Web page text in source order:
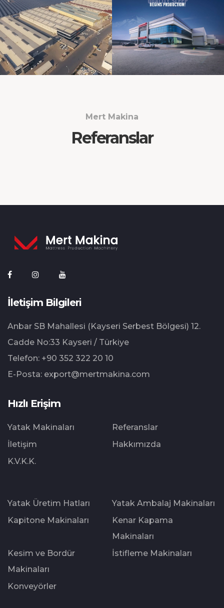
Mert Makina
Referanslar
İletişim Bilgileri
Anbar SB Mahallesi (Kayseri Serbest Bölgesi) 12.⁠
⁠Cadde No:33 Kayseri / Türkiye
Telefon: +90 352 322 20 10
E-Posta: export@mertmakina.com
Hızlı Erişim
Yatak Makinaları
Referanslar
İletişim
Hakkımızda
K.V.K.K.
Yatak Üretim Hatları
Yatak Ambalaj Makinaları
Kapitone Makinaları
Kenar Kapama
Makinaları
Kesim ve Bordür
Makinaları
İstifleme Makinaları
Konveyörler